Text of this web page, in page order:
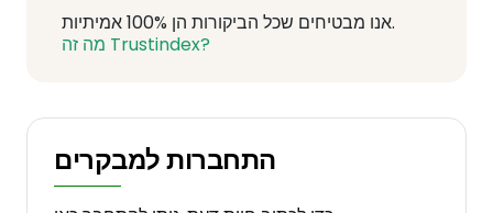
אנו מבטיחים שכל הביקורות הן 100% אמיתיות.
מה זה Trustindex?
התחברות למבקרים